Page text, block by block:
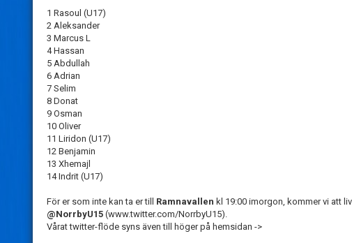
1 Rasoul (U17)
2 Aleksander
3 Marcus L
4 Hassan
5 Abdullah
6 Adrian
7 Selim
8 Donat
9 Osman
10 Oliver
11 Liridon (U17)
12 Benjamin
13 Xhemajl
14 Indrit (U17)
För er som inte kan ta er till Ramnavallen kl 19:00 imorgon, kommer vi att
@NorrbyU15 (www.twitter.com/NorrbyU15).
Vårat twitter-flöde syns även till höger på hemsidan ->